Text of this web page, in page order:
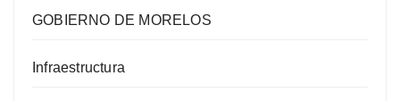
GOBIERNO DE MORELOS
Infraestructura